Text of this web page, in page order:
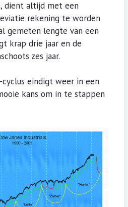
dient altijd met een
rekening te worden
gemeten lengte van een
krap drie jaar en de
zes jaar.
eindigt weer in een
kans om in te stappen